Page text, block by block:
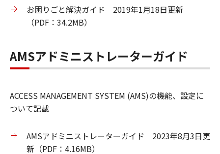
お困りごと解決ガイド 2019年1月18日更新
（PDF：34.2MB）
AMSアドミニストレーターガイド
ACCESS MANAGEMENT SYSTEM (AMS)の機能、設定に
ついて記載
AMSアドミニストレーターガイド 2023年8月3日更
新（PDF：4.16MB）